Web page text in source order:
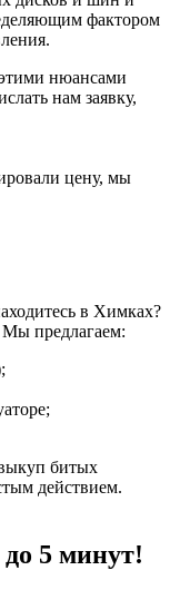
фактором
нюансами
нам заявку,
цену, мы
в Химках?
предлагаем:
битых
действием.
5 минут!